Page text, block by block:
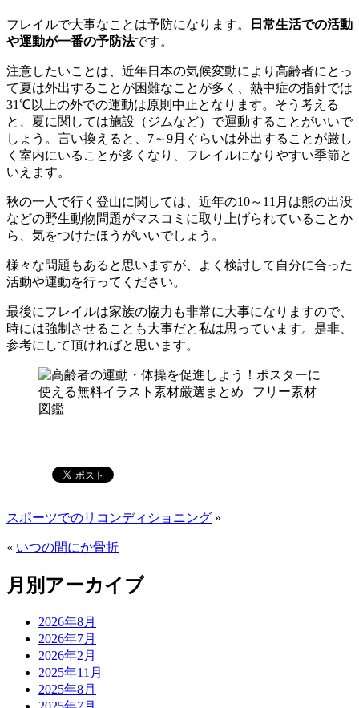
フレイルで大事なことは予防になります。
日常生活での活動
や運動が一番の予防法です。
注意したいことは、近年日本の気候変動により高齢者にとっ
て夏は外出することが困難なことが多く、熱中症の指針では
31℃以上の外での運動は原則中止となります。そう考える
と、夏に関しては施設（ジムなど）で運動することがいいで
しょう。言い換えると、7～9月ぐらいは外出することが厳し
く室内にいることが多くなり、フレイルになりやすい季節と
いえます。
秋の一人で行く登山に関しては、近年の10～11月は熊の出没
などの野生動物問題がマスコミに取り上げられていることか
ら、気をつけたほうがいいでしょう。
様々な問題もあると思いますが、よく検討して自分に合った
活動や運動を行ってください。
最後にフレイルは家族の協力も非常に大事になりますので、
時には強制させることも大事だと私は思っています。是非、
参考にして頂ければと思います。
スポーツでのリコンディショニング »
« いつの間にか骨折
月別アーカイブ
2026年8月
2026年7月
2026年2月
2025年11月
2025年8月